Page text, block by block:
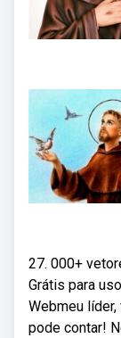
27. 000+
Grátis para
Webmeu
pode contar!